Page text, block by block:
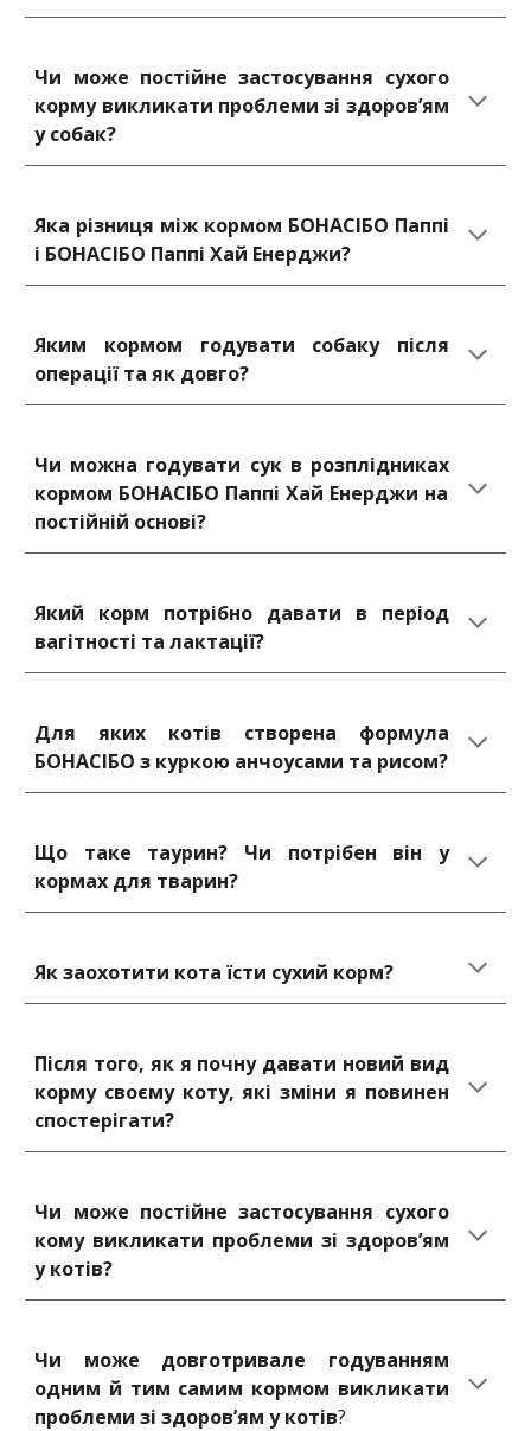
Чи може постійне застосування сухого
корму викликати проблеми зі здоров’ям
у собак?
Яка різниця між кормом БОНАСІБО Паппі
і БОНАСІБО Паппі Хай Енерджи?
Яким кормом годувати собаку після
операції та як довго?
Чи можна годувати сук в розплідниках
кормом БОНАСІБО Паппі Хай Енерджи на
постійній основі?
Який корм потрібно давати в період
вагітності та лактації?
Для яких котів створена формула
БОНАСІБО з куркою анчоусами та рисом?
Що таке таурин? Чи потрібен він у
кормах для тварин?
Як заохотити кота їсти сухий корм?
Після того, як я почну давати новий вид
корму своєму коту, які зміни я повинен
спостерігати?
Чи може постійне застосування сухого
кому викликати проблеми зі здоров’ям
у котів?
Чи може довготривале годуванням
одним й тим самим кормом викликати
проблеми зі здоров’ям у котів?